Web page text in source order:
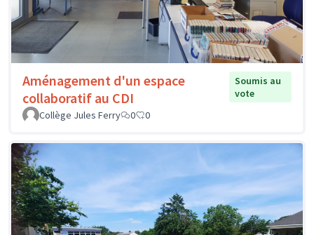
Aménagement d'un espace
collaboratif au CDI
Soumis au
vote
Collège Jules Ferry
0 0